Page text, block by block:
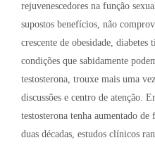
rejuvenescedores na função
supostos benefícios, não
crescente de obesidade,
condições que sabidamente
testosterona, trouxe mais uma
discussões e centro de atenção.
testosterona tenha aumentado
duas décadas, estudos clínicos